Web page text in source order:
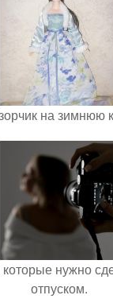
на зимнюю
нужно
отпуском.